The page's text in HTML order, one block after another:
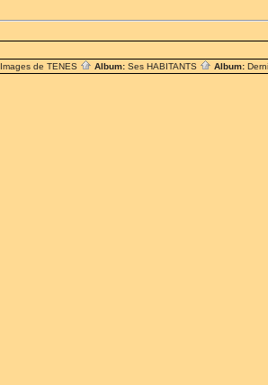
Images de TENES Album: Ses HABITANTS Album: